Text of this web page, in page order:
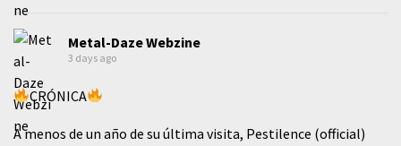
Metal-Daze Webzine
3 days ago
CRÓNICA
A menos de un año de su última visita, Pestilence (official)